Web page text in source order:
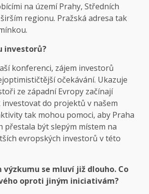
na území Prahy, Středních
regionu. Pražská adresa tak
investorů?
konferenci, zájem investorů
očekávání. Ukazuje
ze západní Evropy začínají
investovat do projektů v našem
tak mohou pomoci, aby Praha
přestala být slepým místem na
evropských investorů v této
výzkumu se mluví již dlouho. Co
oproti jiným iniciativám?